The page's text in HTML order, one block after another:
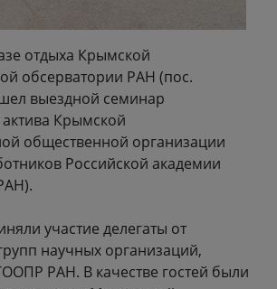
отдыха Крымской
обсерватории РАН (пос.
выездной семинар
Крымской
общественной организации
Российской академии
участие делегаты от
научных организаций,
РАН. В качестве гостей были